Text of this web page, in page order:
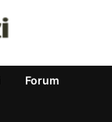
Forum